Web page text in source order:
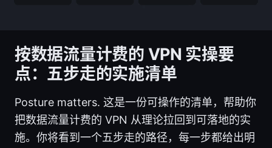
按数据流量计费的 VPN 实操要
点：五步走的实施清单
Posture matters. 这是一份可操作的清单，帮助你
把数据流量计费的 VPN 从理论拉回到可落地的实
施。你将看到一个五步走的路径，每一步都给出明